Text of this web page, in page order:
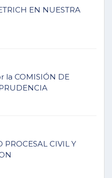
EN NUESTRA
la COMISIÓN DE
PROCESAL CIVIL Y